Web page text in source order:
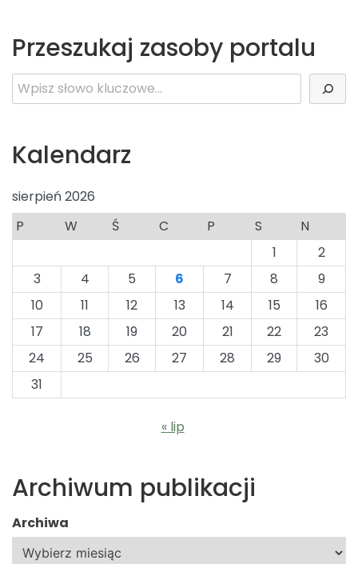
Przeszukaj zasoby portalu
Szukaj
Kalendarz
sierpień 2026
P
W Ś C P S
N
1
2
3
4 5 6 7 8
9
10
11 12 13 14 15
16
17
18 19 20 21 22
23
24
25 26 27 28 29
30
31
« lip
Archiwum publikacji
Archiwa